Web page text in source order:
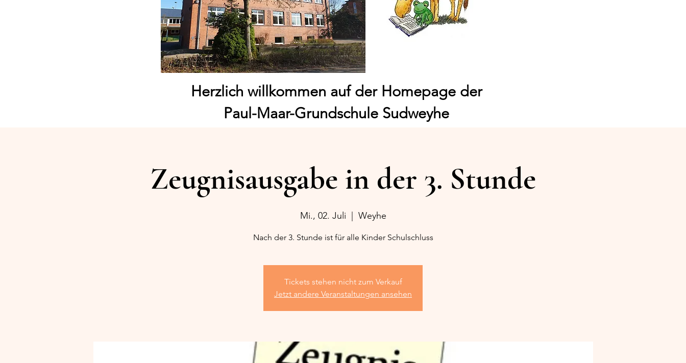
Herzlich willkommen auf der Homepage der
Paul-Maar-Grundschule Sudweyhe
Zeugnisausgabe in der 3. Stunde
Mi., 02. Juli Weyhe
Nach der 3. Stunde ist für alle Kinder Schulschluss
Tickets stehen nicht zum Verkauf
Jetzt andere Veranstaltungen ansehen